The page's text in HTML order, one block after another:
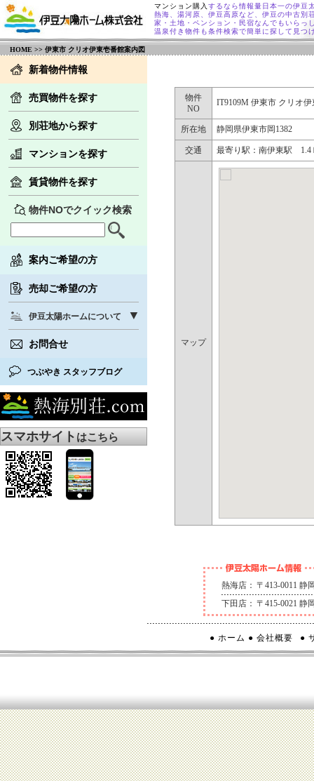
マンション購入 するなら情報量日本一の伊豆
熱海、湯河原、伊豆高原など、伊豆の中古別
家・土地・ペンション・民宿なんでもいらっ
温泉付き物件も条件検索で簡単に探して見つ
HOME >> 伊東市 クリオ伊東壱番館案内図
新着物件情報
売買物件を探す
別荘地から探す
マンションを探す
賃貸物件を探す
物件NOでクイック検索
案内ご希望の方
売却ご希望の方
伊豆太陽ホームについて
お問合せ
つぶやき スタッフブログ
スマホサイトはこちら
物件
NO
IT9109M 伊東市 クリオ
所在地 静岡県伊東市岡1382
交通 最寄り駅：南伊東駅
マップ
熱海店： 〒413-0011 静
下田店： 〒415-0021 静
● ホーム ● 会社概要 ●